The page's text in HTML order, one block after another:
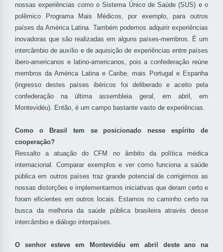
nossas experiências como o Sistema Único de Saúde (SUS) e o
polêmico Programa Mais Médicos, por exemplo, para outros
países da América Latina. Também podemos adquirir experiências
inovadoras que são realizadas em alguns países-membros. É um
intercâmbio de auxílio e de aquisição de experiências entre países
ibero-americanos e latino-americanos, pois a confederação reúne
membros da América Latina e Caribe, mais Portugal e Espanha
(ingresso destes países ibéricos foi deliberado e aceito pela
confederação na última assembleia geral, em abril, em
Montevidéu). Então, é um campo bastante vasto de experiências.
Como o Brasil tem se posicionado nesse espírito de
cooperação?
Ressalto a atuação do CFM no âmbito da política médica
internacional. Comparar exemplos e ver como funciona a saúde
pública em outros países traz grande potencial de corrigirmos as
nossas distorções e implementarmos iniciativas que deram certo e
foram eficientes em outros locais. Estamos no caminho certo na
busca da melhoria da saúde pública brasileira através desse
intercâmbio e diálogo interpaíses.
O senhor esteve em Montevidéu em abril deste ano na